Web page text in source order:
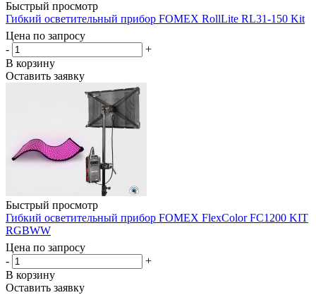
Быстрый просмотр
Гибкий осветительный прибор FOMEX RollLite RL31-150 Kit
Цена по запросу
-
+
В корзину
Оставить заявку
Быстрый просмотр
Гибкий осветительный прибор FOMEX FlexColor FC1200 KIT
RGBWW
Цена по запросу
-
+
В корзину
Оставить заявку